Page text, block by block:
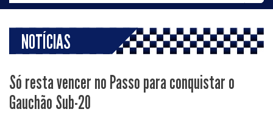
NOTÍCIAS
Só resta vencer no Passo para conquistar o
Gauchão Sub-20